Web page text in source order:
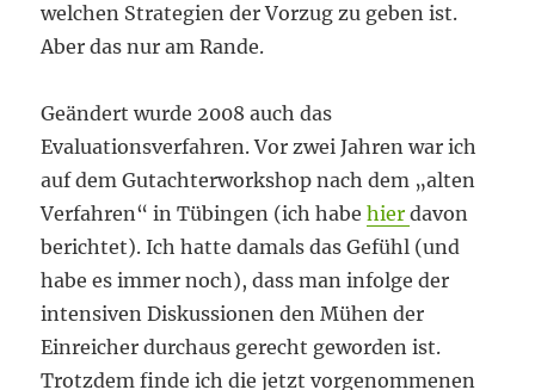
welchen Strategien der Vorzug zu geben ist.
Aber das nur am Rande.
Geändert wurde 2008 auch das
Evaluationsverfahren. Vor zwei Jahren war ich
auf dem Gutachterworkshop nach dem „alten
Verfahren“ in Tübingen (ich habehierdavon
berichtet). Ich hatte damals das Gefühl (und
habe es immer noch), dass man infolge der
intensiven Diskussionen den Mühen der
Einreicher durchaus gerecht geworden ist.
Trotzdem finde ich die jetzt vorgenommenen